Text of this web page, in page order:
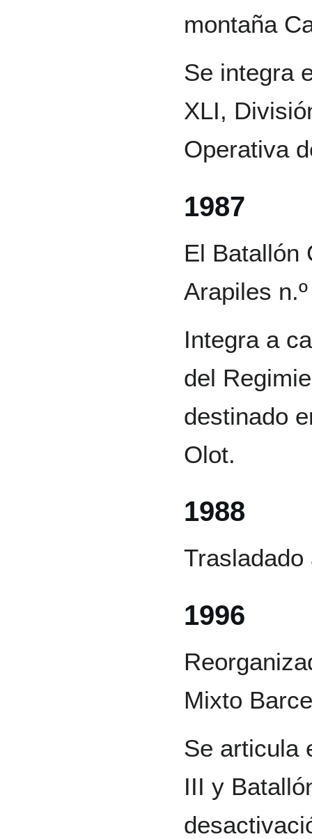
montaña
Se integra
XLI,
Operativa
1987
El Batallón
Arapiles
Integra a
del
destinado
Olot.
1988
1996
Mixto
Se articula
III y